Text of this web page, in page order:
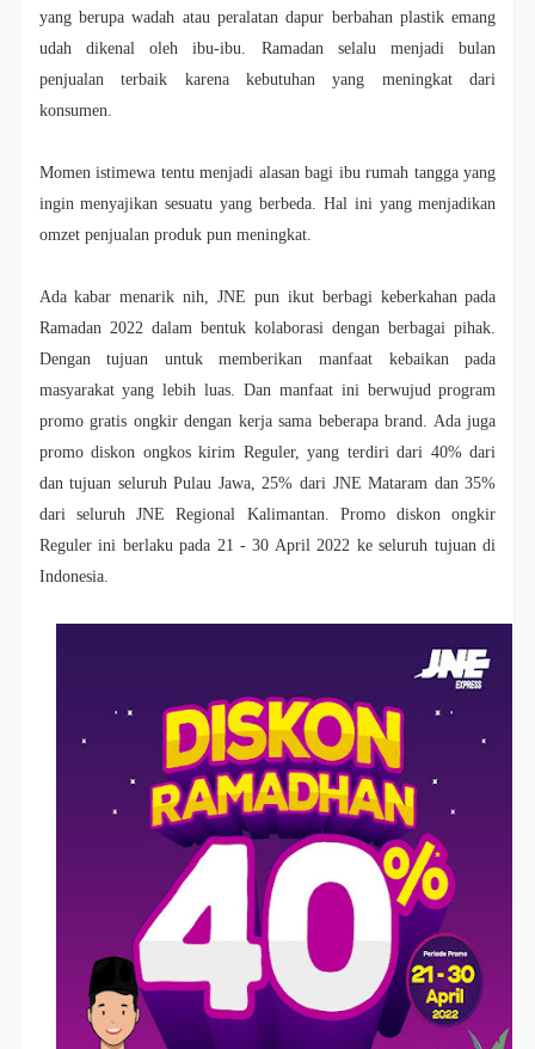
yang berupa wadah atau peralatan dapur berbahan plastik emang
udah dikenal oleh ibu-ibu. Ramadan selalu menjadi bulan
penjualan terbaik karena kebutuhan yang meningkat dari
konsumen.
Momen istimewa tentu menjadi alasan bagi ibu rumah tangga yang
ingin menyajikan sesuatu yang berbeda. Hal ini yang menjadikan
omzet penjualan produk pun meningkat.
Ada kabar menarik nih, JNE pun ikut berbagi keberkahan pada
Ramadan 2022 dalam bentuk kolaborasi dengan berbagai pihak.
Dengan tujuan untuk memberikan manfaat kebaikan pada
masyarakat yang lebih luas. Dan manfaat ini berwujud program
promo gratis ongkir dengan kerja sama beberapa brand. Ada juga
promo diskon ongkos kirim Reguler, yang terdiri dari 40% dari
dan tujuan seluruh Pulau Jawa, 25% dari JNE Mataram dan 35%
dari seluruh JNE Regional Kalimantan. Promo diskon ongkir
Reguler ini berlaku pada 21 - 30 April 2022 ke seluruh tujuan di
Indonesia.